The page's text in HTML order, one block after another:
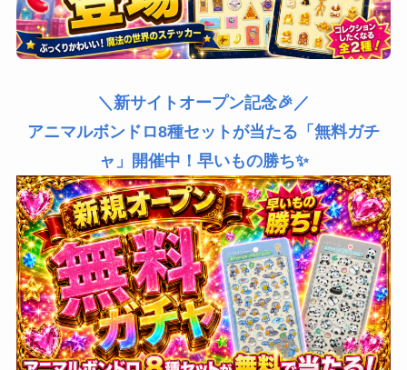
＼新サイトオープン記念🎉／
アニマルボンドロ8種セットが当たる「無料ガチ
ャ」開催中！早いもの勝ち✨